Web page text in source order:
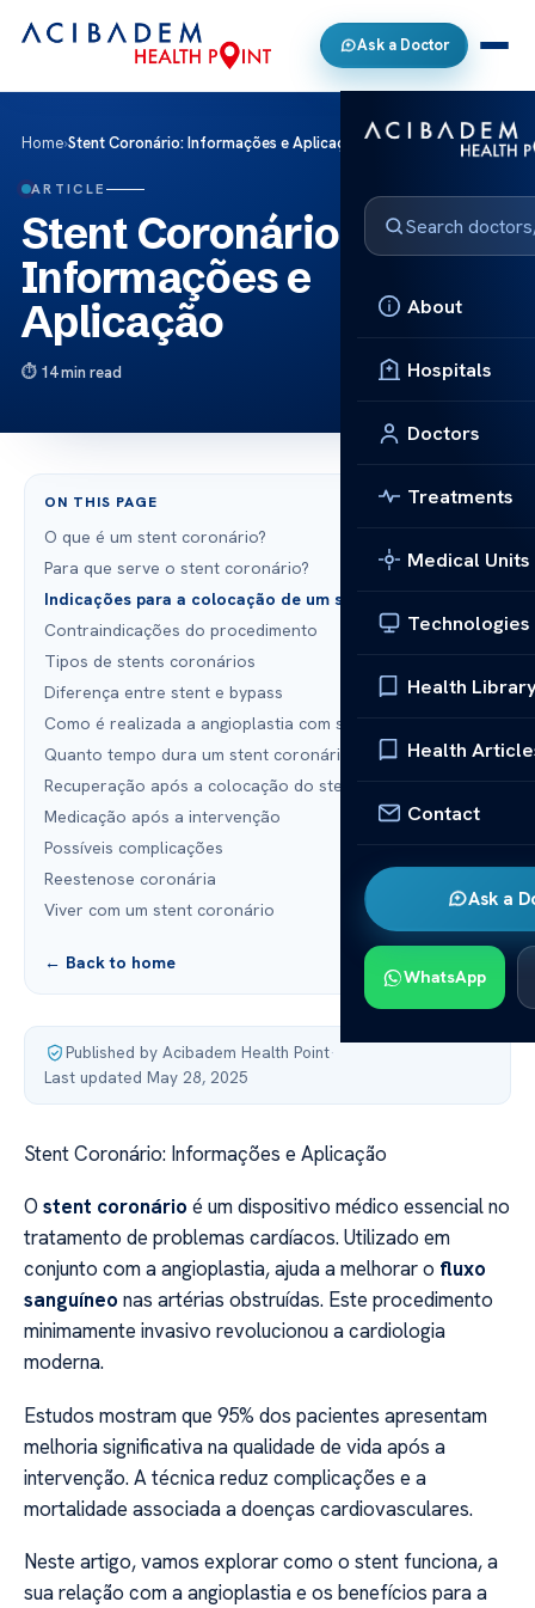
Ask a Doctor
About
Hospitals
Doctors
Treatments
Medical Units
Technologies
Health
Health
Contact
Ask a
WhatsApp
Home›Stent Coronário: Informações e Aplicação
ARTICLE
Stent Coronário:
Informações e
Aplicação
14 min read
ON THIS PAGE
O que é um stent coronário?
Para que serve o stent coronário?
Indicações para a colocação de um stent
Contraindicações do procedimento
Tipos de stents coronários
Diferença entre stent e bypass
Como é realizada a angioplastia com stent?
Quanto tempo dura um stent coronário?
Recuperação após a colocação do stent
Medicação após a intervenção
Possíveis complicações
Reestenose coronária
Viver com um stent coronário
← Back to home
Published by Acibadem Health Point·
Last updated May 28, 2025
Stent Coronário: Informações e Aplicação
O stent coronário é um dispositivo médico essencial no
tratamento de problemas cardíacos. Utilizado em
conjunto com a angioplastia, ajuda a melhorar o fluxo
sanguíneo nas artérias obstruídas. Este procedimento
minimamente invasivo revolucionou a cardiologia
moderna.
Estudos mostram que 95% dos pacientes apresentam
melhoria significativa na qualidade de vida após a
intervenção. A técnica reduz complicações e a
mortalidade associada a doenças cardiovasculares.
Neste artigo, vamos explorar como o stent funciona, a
sua relação com a angioplastia e os benefícios para a